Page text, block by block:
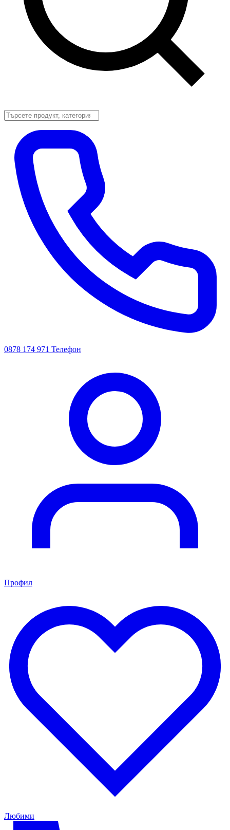
0878 174 971 Телефон
Профил
Любими